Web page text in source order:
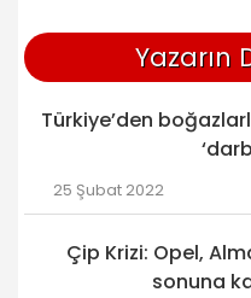
Yazarın
Türkiye’den
25 Şubat 2022
Çip Krizi: Opel,
sonuna